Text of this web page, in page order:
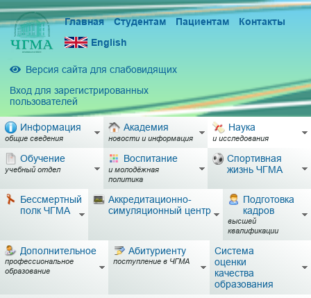
Главная Студентам Пациентам
Контакты
English
Версия сайта для слабовидящих
Вход для зарегистрированных
пользователей
Информация
общие сведения
Академия
новости и информация
Наука
и исследования
Обучение
учебный отдел
Воспитание
и молодёжная
политика
Спортивная
жизнь ЧГМА
Бессмертный
полк ЧГМА
Аккредитационно-
симуляционный центр
Подготовка
кадров
высшей
квалификации
Дополнительное
профессиональное
образование
Абитуриенту
поступление в ЧГМА
Система
оценки
качества
образования